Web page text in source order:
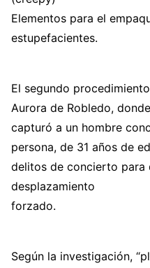
Elementos para el
estupefacientes.
El segundo
Aurora de Robledo,
capturó a un hombre
persona, de 31 años de
delitos de concierto para
desplazamiento
forzado.
Según la investigación,